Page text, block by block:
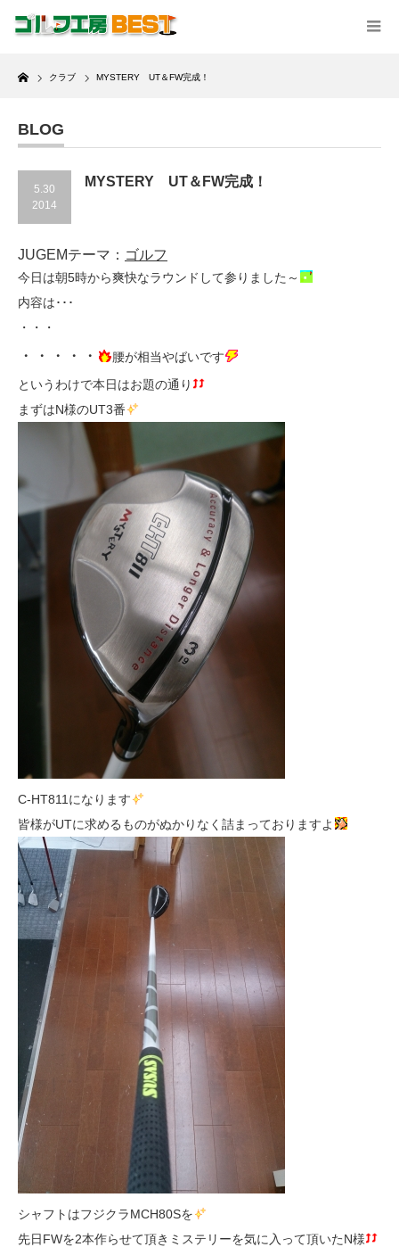
Home
クラブ MYSTERY UT＆FW完成！
BLOG
5.30
2014
MYSTERY UT＆FW完成！
JUGEMテーマ： ゴルフ
今日は朝5時から爽快なラウンドして参りました～
内容は･･･
・・・
・・・・・
腰が相当やばいです
というわけで本日はお題の通り
まずはN様のUT3番
C-HT811になります
皆様がUTに求めるものがぬかりなく詰まっておりますよ
シャフトはフジクラMCH80Sを
先日FWを2本作らせて頂きミステリーを気に入って頂いたN様